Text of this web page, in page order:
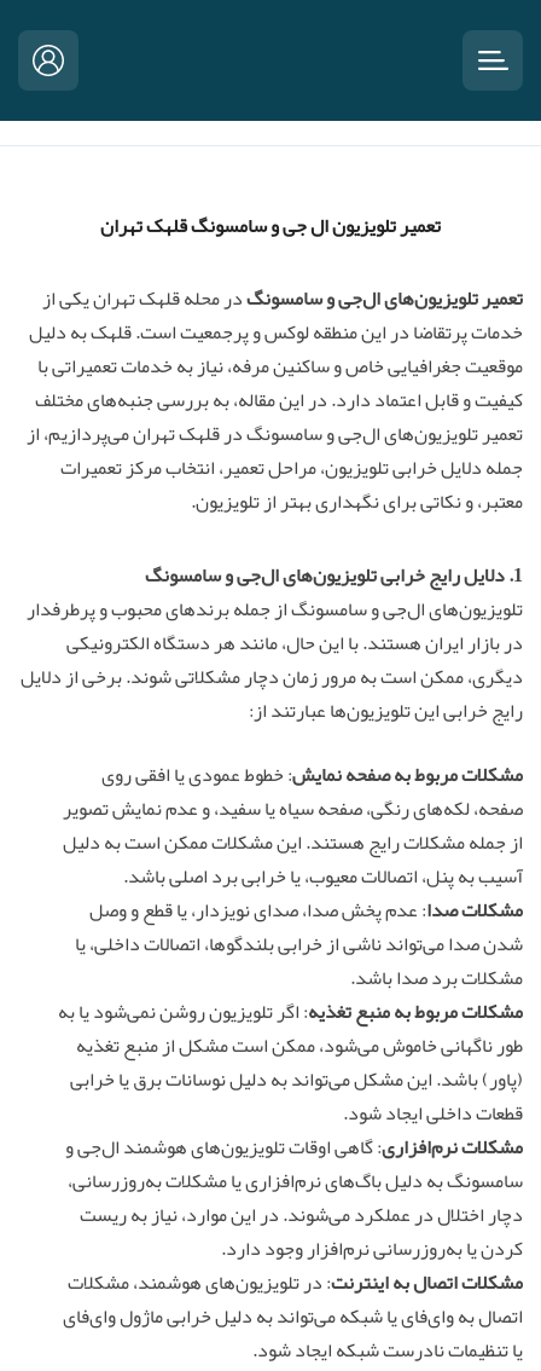
تعمیر تلویزیون ال جی و سامسونگ قلهک تهران
تعمیر تلویزیون‌های ال‌جی و سامسونگدر محله قلهک تهران یکی از
خدمات پرتقاضا در این منطقه لوکس و پرجمعیت است. قلهک به دلیل
موقعیت جغرافیایی خاص و ساکنین مرفه، نیاز به خدمات تعمیراتی با
کیفیت و قابل اعتماد دارد. در این مقاله، به بررسی جنبه‌های مختلف
تعمیر تلویزیون‌های ال‌جی و سامسونگ در قلهک تهران می‌پردازیم، از
جمله دلایل خرابی تلویزیون، مراحل تعمیر، انتخاب مرکز تعمیرات
معتبر، و نکاتی برای نگهداری بهتر از تلویزیون.
1. دلایل رایج خرابی تلویزیون‌های ال‌جی و سامسونگ
تلویزیون‌های ال‌جی و سامسونگ از جمله برندهای محبوب و پرطرفدار
در بازار ایران هستند. با این حال، مانند هر دستگاه الکترونیکی
دیگری، ممکن است به مرور زمان دچار مشکلاتی شوند. برخی از دلایل
رایج خرابی این تلویزیون‌ها عبارتند از:
مشکلات مربوط به صفحه نمایش: خطوط عمودی یا افقی روی
صفحه، لکه‌های رنگی، صفحه سیاه یا سفید، و عدم نمایش تصویر
از جمله مشکلات رایج هستند. این مشکلات ممکن است به دلیل
آسیب به پنل، اتصالات معیوب، یا خرابی برد اصلی باشد.
مشکلات صدا: عدم پخش صدا، صدای نویزدار، یا قطع و وصل
شدن صدا می‌تواند ناشی از خرابی بلندگوها، اتصالات داخلی، یا
مشکلات برد صدا باشد.
مشکلات مربوط به منبع تغذیه: اگر تلویزیون روشن نمی‌شود یا به
طور ناگهانی خاموش می‌شود، ممکن است مشکل از منبع تغذیه
(پاور) باشد. این مشکل می‌تواند به دلیل نوسانات برق یا خرابی
قطعات داخلی ایجاد شود.
مشکلات نرم‌افزاری: گاهی اوقات تلویزیون‌های هوشمند ال‌جی و
سامسونگ به دلیل باگ‌های نرم‌افزاری یا مشکلات به‌روزرسانی،
دچار اختلال در عملکرد می‌شوند. در این موارد، نیاز به ریست
کردن یا به‌روزرسانی نرم‌افزار وجود دارد.
مشکلات اتصال به اینترنت: در تلویزیون‌های هوشمند، مشکلات
اتصال به وای‌فای یا شبکه می‌تواند به دلیل خرابی ماژول وای‌فای
یا تنظیمات نادرست شبکه ایجاد شود.